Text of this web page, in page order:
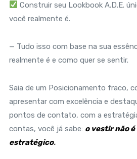
Construir seu Lookbook A.D.E.
você realmente é.
— Tudo isso com base na sua
realmente é e como quer se sentir.
Saia de um Posicionamento fraco,
apresentar com excelência e
pontos de contato, com a
contas, você já sabe: o vestir não
estratégico.